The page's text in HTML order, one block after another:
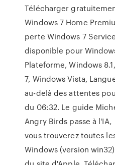
Télécharger
Windows 7 Home
perte Windows 7
disponible pour
Plateforme, Windows
7, Windows Vista,
au-delà des attentes
du 06:32. Le guide
Angry Birds passe à
vous trouverez toutes
Windows (version